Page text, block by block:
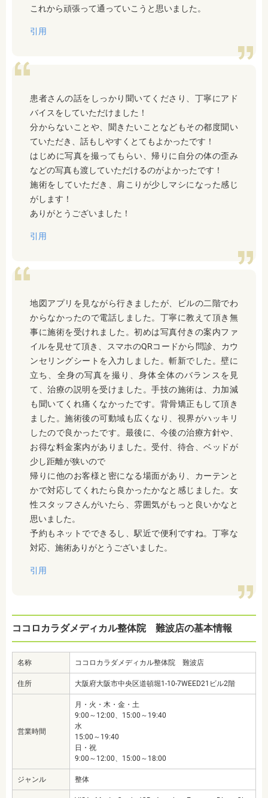
これから頑張って通っていこうと思いました。
引用
患者さんの話をしっかり聞いてくださり、丁寧にアド
バイスをしていただけました！
分からないことや、聞きたいことなどもその都度聞い
ていただき、話もしやすくとてもよかったです！
はじめに写真を撮ってもらい、帰りに自分の体の歪み
などの写真も渡していただけるのがよかったです！
施術をしていただき、肩こりが少しマシになった感じ
がします！
ありがとうございました！
引用
地図アプリを見ながら行きましたが、ビルの二階でわ
からなかったので電話しました。丁寧に教えて頂き無
事に施術を受けれました。初めは写真付きの案内ファ
イルを見せて頂き、スマホのQRコードから問診、カウ
ンセリングシートを入力しました。斬新でした。壁に
立ち、全身の写真を撮り、身体全体のバランスを見
て、治療の説明を受けました。手技の施術は、力加減
も聞いてくれ痛くなかったです。背骨矯正もして頂き
ました。施術後の可動域も広くなり、視界がハッキリ
したので良かったです。最後に、今後の治療方針や、
お得な料金案内がありました。受付、待合、ベッドが
少し距離が狭いので
帰りに他のお客様と密になる場面があり、カーテンと
かで対応してくれたら良かったかなと感じました。女
性スタッフさんがいたら、雰囲気がもっと良いかなと
思いました。
予約もネットでできるし、駅近で便利ですね。丁寧な
対応、施術ありがとうございました。
引用
ココロカラダメディカル整体院 難波店の基本情報
名称 ココロカラダメディカル整体院 難波店
住所 大阪府大阪市中央区道頓堀1-10-7WEED21ビル2階
営業時間
月・火・木・金・土
9:00～12:00、15:00～19:40
水
15:00～19:40
日・祝
9:00～12:00、15:00～18:00
ジャンル 整体